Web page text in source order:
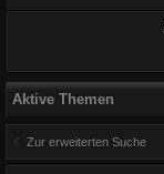
Aktive Themen
Zur erweiterten Suche